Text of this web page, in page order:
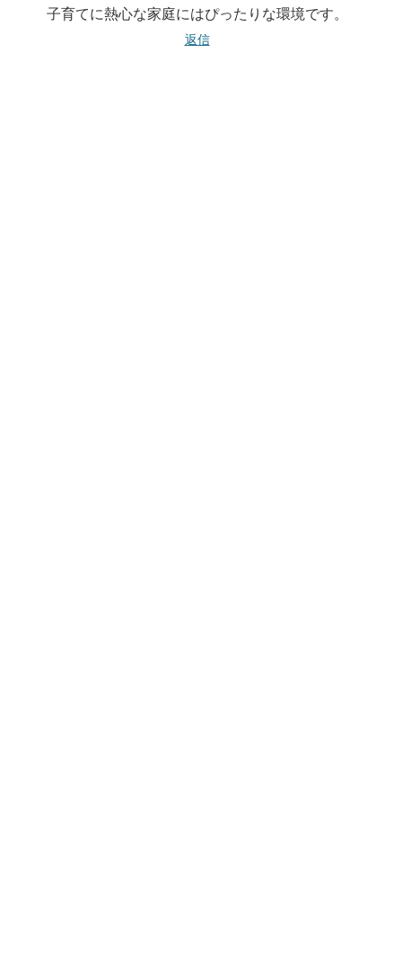
子育てに熱心な家庭にはぴったりな環境です。
返信